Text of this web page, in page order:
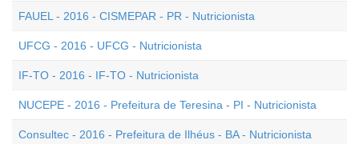
FAUEL - 2016 - CISMEPAR - PR - Nutricionista
UFCG - 2016 - UFCG - Nutricionista
IF-TO - 2016 - IF-TO - Nutricionista
NUCEPE - 2016 - Prefeitura de Teresina - PI - Nutricionista
Consultec - 2016 - Prefeitura de Ilhéus - BA - Nutricionista